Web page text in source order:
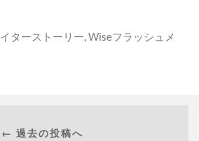
ターストーリー,Wiseフラッシュメ
← 過去の投稿へ